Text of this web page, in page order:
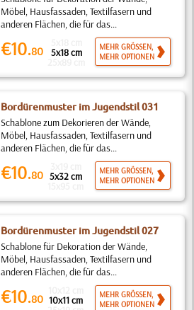
Möbel, Hausfassaden, Textilfasern und
anderen Flächen, die für das...
€10.80 5x18 cm
MEHR GRÖSSEN,
MEHR OPTIONEN
Bordürenmuster im Jugendstil 031
Schablone zum Dekorieren der Wände,
Möbel, Hausfassaden, Textilfasern und
anderen Flächen, die für das...
€10.80 5x32 cm
MEHR GRÖSSEN,
MEHR OPTIONEN
Bordürenmuster im Jugendstil 027
Schablone für Dekoration der Wände,
Möbel, Hausfassaden, Textilfasern und
anderen Flächen, die für das...
€10.80 10x11 cm
MEHR GRÖSSEN,
MEHR OPTIONEN